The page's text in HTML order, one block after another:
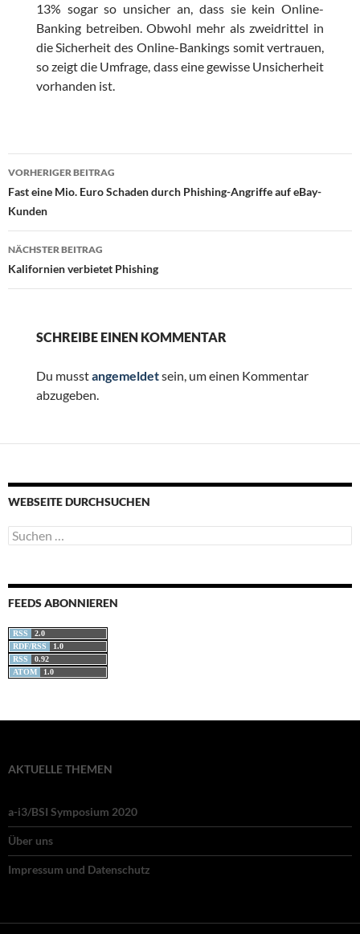
13% sogar so unsicher an, dass sie kein Online-
Banking betreiben. Obwohl mehr als zweidrittel in
die Sicherheit des Online-Bankings somit vertrauen,
so zeigt die Umfrage, dass eine gewisse Unsicherheit
vorhanden ist.
Beitragsnavigation
VORHERIGER BEITRAG
Fast eine Mio. Euro Schaden durch Phishing-Angriffe auf eBay-
Kunden
NÄCHSTER BEITRAG
Kalifornien verbietet Phishing
SCHREIBE EINEN KOMMENTAR
Du musstangemeldetsein, um einen Kommentar
abzugeben.
WEBSEITE DURCHSUCHEN
Suchen
nach:
FEEDS ABONNIEREN
RSS
2.0
RDF/RSS
1.0
RSS
0.92
ATOM
1.0
AKTUELLE THEMEN
a-i3/BSI Symposium 2020
Über uns
Impressum und Datenschutz